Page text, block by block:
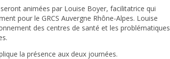
animées par Louise Boyer, facilitatrice qui
pour le GRCS Auvergne Rhône-Alpes. Louise
des centres de santé et les problématiques
la présence aux deux journées.